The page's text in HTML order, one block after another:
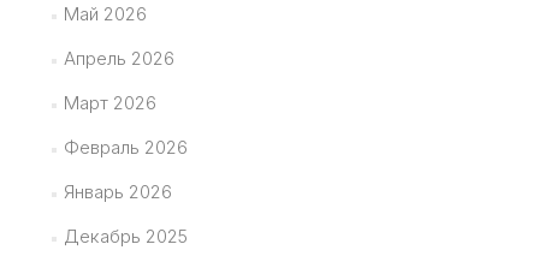
Май 2026
Апрель 2026
Март 2026
Февраль 2026
Январь 2026
Декабрь 2025